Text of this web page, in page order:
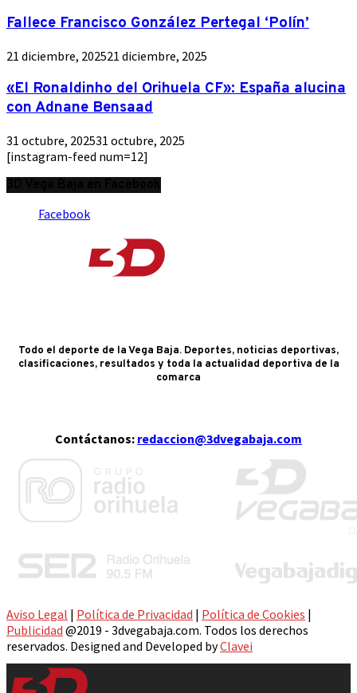
Fallece Francisco González Pertegal ‘Polín’
21 diciembre, 202521 diciembre, 2025
«El Ronaldinho del Orihuela CF»: España alucina
con Adnane Bensaad
31 octubre, 202531 octubre, 2025
[instagram-feed num=12]
Facebook
Todo el deporte de la Vega Baja. Deportes, noticias deportivas,
clasificaciones, resultados y toda la actualidad deportiva de la
comarca
Contáctanos: redaccion@3dvegabaja.com
Aviso Legal | Política de Privacidad | Política de Cookies |
Publicidad @2019 - 3dvegabaja.com. Todos los derechos
reservados. Designed and Developed byClavei